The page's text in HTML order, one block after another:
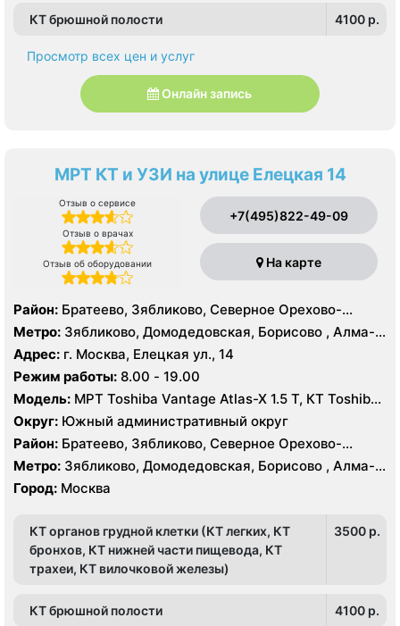
КТ брюшной полости 4100 p.
Просмотр всех цен и услуг
Онлайн запись
МРТ КТ и УЗИ на улице Елецкая 14
Отзыв о сервисе
Отзыв о врачах
Отзыв об оборудовании
+7(495)822-49-09
На карте
Район: Братеево, Зябликово, Северное Орехово-
Борисово, Южное Орехово-Борисово
Метро: Зябликово, Домодедовская, Борисово , Алма-
Атинская, Красногвардейская, Шипиловская
Адрес: г. Москва, Елецкая ул., 14
Режим работы: 8.00 - 19.00
Модель: МРТ Toshiba Vantage Atlas-X 1.5 Т, КТ Toshiba
AQUILION RXL 16 срезов, УЗИ
Округ: Южный административный округ
Район: Братеево, Зябликово, Северное Орехово-
Борисово, Южное Орехово-Борисово
Метро: Зябликово, Домодедовская, Борисово , Алма-
Атинская, Красногвардейская, Шипиловская
Город: Москва
КТ органов грудной клетки (КТ легких, КТ
бронхов, КТ нижней части пищевода, КТ
трахеи, КТ вилочковой железы)
3500 p.
КТ брюшной полости 4100 p.